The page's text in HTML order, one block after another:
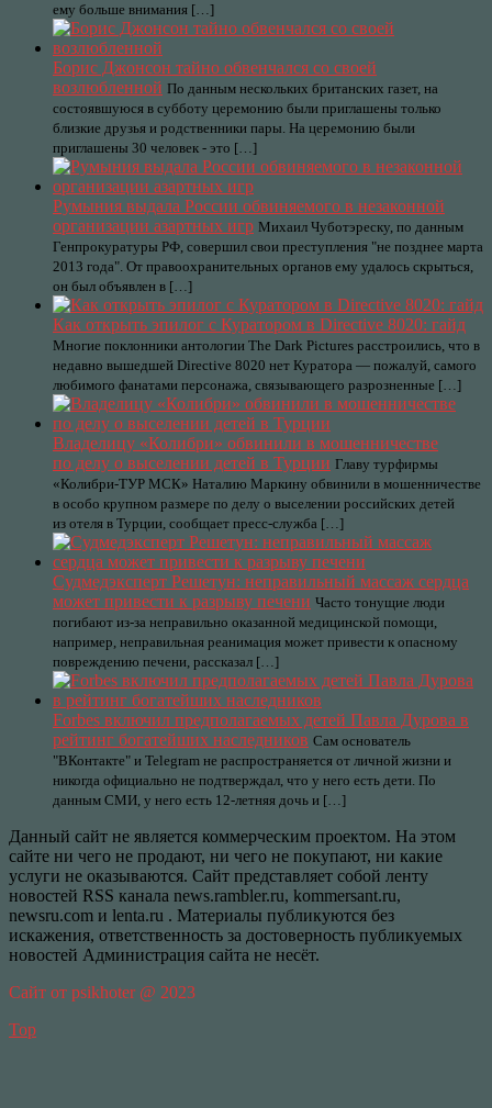
ему больше внимания […]
Борис Джонсон тайно обвенчался со своей
возлюбленной По данным нескольких британских газет, на
состоявшуюся в субботу церемонию были приглашены только
близкие друзья и родственники пары. На церемонию были
приглашены 30 человек - это […]
Румыния выдала России обвиняемого в незаконной
организации азартных игр Михаил Чуботэреску, по данным
Генпрокуратуры РФ, совершил свои преступления "не позднее марта
2013 года". От правоохранительных органов ему удалось скрыться,
он был объявлен в […]
Как открыть эпилог с Куратором в Directive 8020: гайд
Многие поклонники антологии The Dark Pictures расстроились, что в
недавно вышедшей Directive 8020 нет Куратора — пожалуй, самого
любимого фанатами персонажа, связывающего разрозненные […]
Владелицу «Колибри» обвинили в мошенничестве
по делу о выселении детей в Турции Главу турфирмы
«Колибри-ТУР МСК» Наталию Маркину обвинили в мошенничестве
в особо крупном размере по делу о выселении российских детей
из отеля в Турции, сообщает пресс-служба […]
Судмедэксперт Решетун: неправильный массаж сердца
может привести к разрыву печени Часто тонущие люди
погибают из-за неправильно оказанной медицинской помощи,
например, неправильная реанимация может привести к опасному
повреждению печени, рассказал […]
Forbes включил предполагаемых детей Павла Дурова в
рейтинг богатейших наследников Сам основатель
"ВКонтакте" и Telegram не распространяется от личной жизни и
никогда официально не подтверждал, что у него есть дети. По
данным СМИ, у него есть 12-летняя дочь и […]
Данный сайт не является коммерческим проектом. На этом
сайте ни чего не продают, ни чего не покупают, ни какие
услуги не оказываются. Сайт представляет собой ленту
новостей RSS канала news.rambler.ru, kommersant.ru,
newsru.com и lenta.ru . Материалы публикуются без
искажения, ответственность за достоверность публикуемых
новостей Администрация сайта не несёт.
Сайт от psikhoter @ 2023
Top